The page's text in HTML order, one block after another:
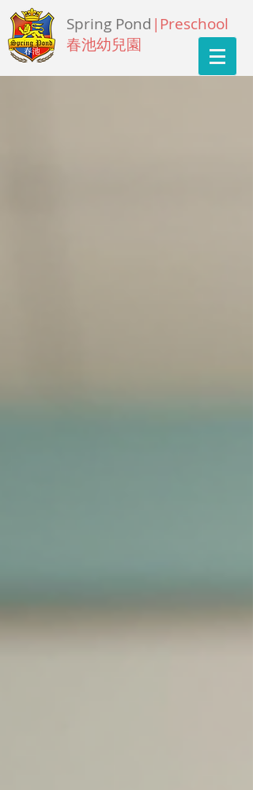
Spring Pond |Preschool
春池幼兒園